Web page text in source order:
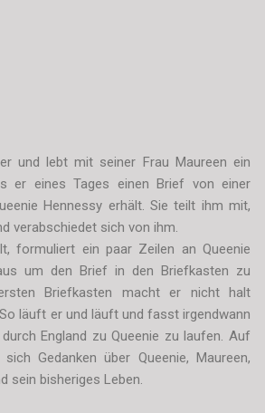
und lebt mit seiner Frau Maureen ein
er eines Tages einen Brief von einer
Hennessy erhält. Sie teilt ihm mit,
verabschiedet sich von ihm.
formuliert ein paar Zeilen an Queenie
um den Brief in den Briefkasten zu
Briefkasten macht er nicht halt
läuft er und läuft und fasst irgendwann
England zu Queenie zu laufen. Auf
Gedanken über Queenie, Maureen,
sein bisheriges Leben.